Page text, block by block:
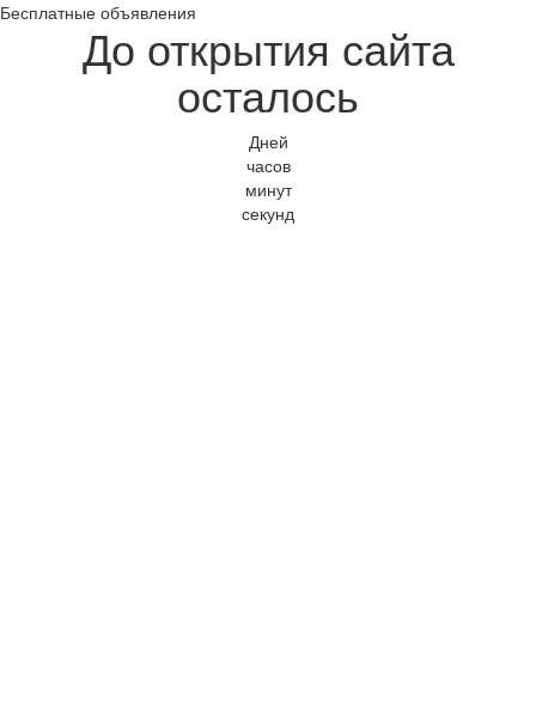
Бесплатные объявления
До открытия сайта
осталось
Дней
часов
минут
секунд